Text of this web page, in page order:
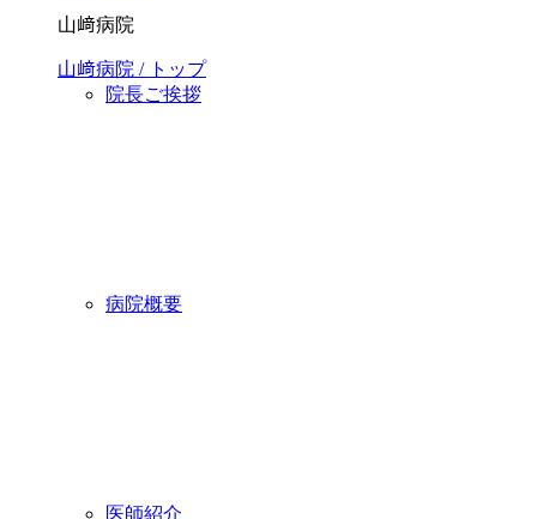
山﨑病院
山﨑病院 / トップ
院長ご挨拶
病院概要
医師紹介